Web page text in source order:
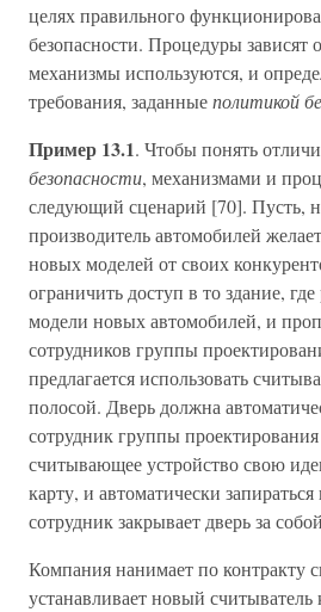
целях правильного
безопасности. Процедуры зависят
механизмы используются, и
требования, заданныеполитикой
Пример 13.1. Чтобы понять
безопасности, механизмами и
следующий сценарий [70]. Пусть,
производитель автомобилей
новых моделей от своих
ограничить доступ в то здание,
модели новых автомобилей, и
сотрудников группы
предлагается использовать
полосой. Дверь должна
сотрудник группы
считывающее устройство свою
карту, и автоматически запираться
сотрудник закрывает дверь за
Компания нанимает по контракту
устанавливает новый считыватель